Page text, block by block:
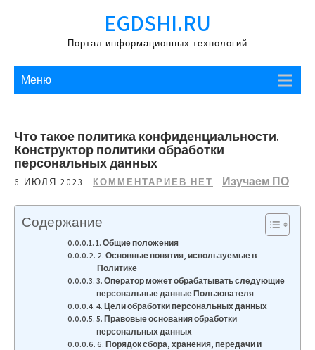
содержимому
EGDSHI.RU
Портал информационных технологий
Меню
Что такое политика конфиденциальности.
Конструктор политики обработки
персональных данных
6 ИЮЛЯ 2023 КОММЕНТАРИЕВ НЕТ Изучаем ПО
Содержание
1. Общие положения
2. Основные понятия, используемые в
Политике
3. Оператор может обрабатывать следующие
персональные данные Пользователя
4. Цели обработки персональных данных
5. Правовые основания обработки
персональных данных
6. Порядок сбора, хранения, передачи и